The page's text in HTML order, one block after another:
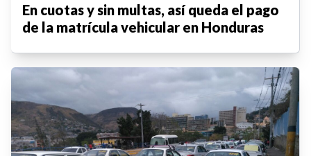
En cuotas y sin multas, así queda el pago
de la matrícula vehicular en Honduras